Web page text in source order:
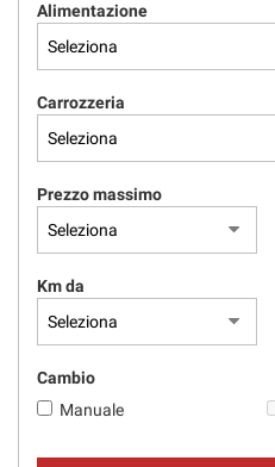
Alimentazione
Carrozzeria
Prezzo massimo
Km da
Cambio
Manuale